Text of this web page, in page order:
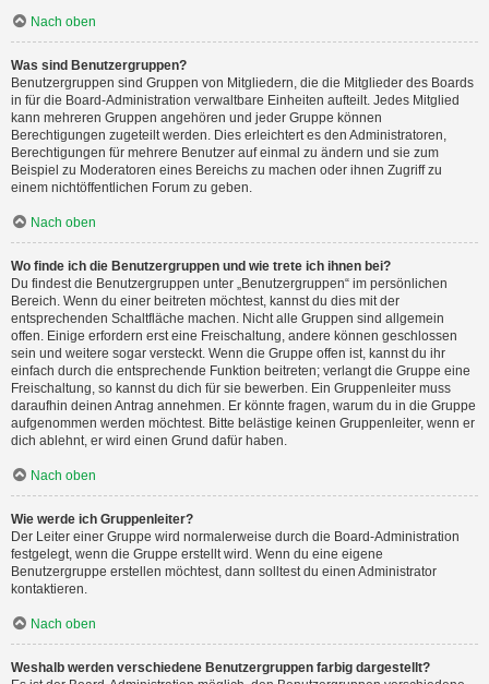
Nach oben
Was sind Benutzergruppen?
Benutzergruppen sind Gruppen von Mitgliedern, die die Mitglieder des Boards
in für die Board-Administration verwaltbare Einheiten aufteilt. Jedes Mitglied
kann mehreren Gruppen angehören und jeder Gruppe können
Berechtigungen zugeteilt werden. Dies erleichtert es den Administratoren,
Berechtigungen für mehrere Benutzer auf einmal zu ändern und sie zum
Beispiel zu Moderatoren eines Bereichs zu machen oder ihnen Zugriff zu
einem nichtöffentlichen Forum zu geben.
Nach oben
Wo finde ich die Benutzergruppen und wie trete ich ihnen bei?
Du findest die Benutzergruppen unter „Benutzergruppen“ im persönlichen
Bereich. Wenn du einer beitreten möchtest, kannst du dies mit der
entsprechenden Schaltfläche machen. Nicht alle Gruppen sind allgemein
offen. Einige erfordern erst eine Freischaltung, andere können geschlossen
sein und weitere sogar versteckt. Wenn die Gruppe offen ist, kannst du ihr
einfach durch die entsprechende Funktion beitreten; verlangt die Gruppe eine
Freischaltung, so kannst du dich für sie bewerben. Ein Gruppenleiter muss
daraufhin deinen Antrag annehmen. Er könnte fragen, warum du in die Gruppe
aufgenommen werden möchtest. Bitte belästige keinen Gruppenleiter, wenn er
dich ablehnt, er wird einen Grund dafür haben.
Nach oben
Wie werde ich Gruppenleiter?
Der Leiter einer Gruppe wird normalerweise durch die Board-Administration
festgelegt, wenn die Gruppe erstellt wird. Wenn du eine eigene
Benutzergruppe erstellen möchtest, dann solltest du einen Administrator
kontaktieren.
Nach oben
Weshalb werden verschiedene Benutzergruppen farbig dargestellt?